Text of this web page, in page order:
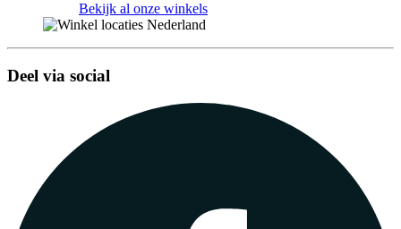
Bekijk al onze winkels
Deel via social